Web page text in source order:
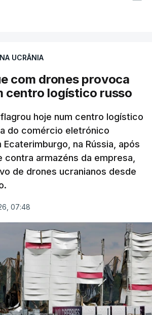
UCRÂNIA
com drones provoca
centro logístico russo
hoje num centro logístico
do comércio eletrónico
na Rússia, após
contra armazéns da empresa,
de drones ucranianos desde
07:48